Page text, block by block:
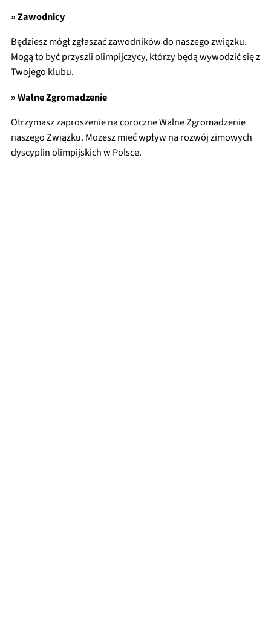
» Zawodnicy
Będziesz mógł zgłaszać zawodników do naszego związku.
Mogą to być przyszli olimpijczycy, którzy będą wywodzić się z
Twojego klubu.
» Walne Zgromadzenie
Otrzymasz zaproszenie na coroczne Walne Zgromadzenie
naszego Związku. Możesz mieć wpływ na rozwój zimowych
dyscyplin olimpijskich w Polsce.